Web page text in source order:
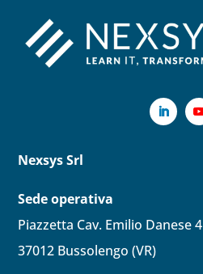
Nexsys Srl
Sede operativa
Piazzetta Cav. Emilio Danese 4
37012 Bussolengo (VR)